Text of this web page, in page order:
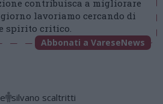
contribuisca a migliorare
lavoriamo cercando di
spirito critico.
Abbonati a VareseNews
silvano scaltritti